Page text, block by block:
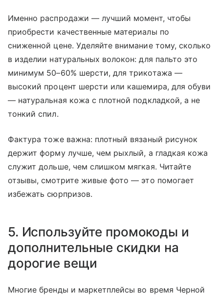
Именно распродажи — лучший момент, чтобы
приобрести качественные материалы по
сниженной цене. Уделяйте внимание тому, сколько
в изделии натуральных волокон: для пальто это
минимум 50–60% шерсти, для трикотажа —
высокий процент шерсти или кашемира, для обуви
— натуральная кожа с плотной подкладкой, а не
тонкий спил.
Фактура тоже важна: плотный вязаный рисунок
держит форму лучше, чем рыхлый, а гладкая кожа
служит дольше, чем слишком мягкая. Читайте
отзывы, смотрите живые фото — это помогает
избежать сюрпризов.
5. Используйте промокоды и
дополнительные скидки на
дорогие вещи
Многие бренды и маркетплейсы во время Черной